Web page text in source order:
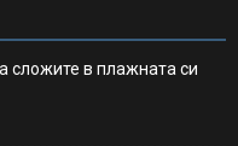
сложите в плажната си